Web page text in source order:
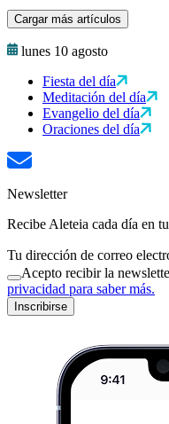
Cargar más artículos
lunes 10 agosto
Fiesta del día
Meditación del día
Evangelio del día
Oraciones del día
Newsletter
Recibe Aleteia cada día en
Tu dirección de correo
Acepto recibir la
privacidad para saber más.
Inscribirse